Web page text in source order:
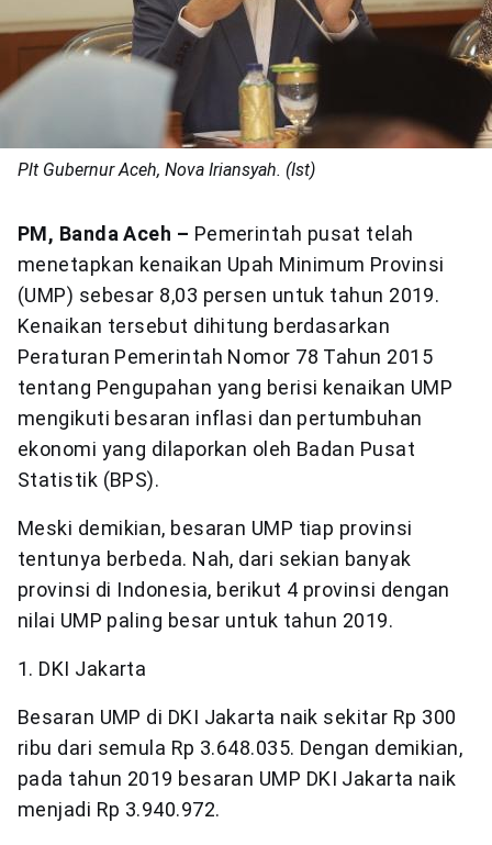
Plt Gubernur Aceh, Nova Iriansyah. (Ist)
PM, Banda Aceh – Pemerintah pusat telah
menetapkan kenaikan Upah Minimum Provinsi
(UMP) sebesar 8,03 persen untuk tahun 2019.
Kenaikan tersebut dihitung berdasarkan
Peraturan Pemerintah Nomor 78 Tahun 2015
tentang Pengupahan yang berisi kenaikan UMP
mengikuti besaran inflasi dan pertumbuhan
ekonomi yang dilaporkan oleh Badan Pusat
Statistik (BPS).
Meski demikian, besaran UMP tiap provinsi
tentunya berbeda. Nah, dari sekian banyak
provinsi di Indonesia, berikut 4 provinsi dengan
nilai UMP paling besar untuk tahun 2019.
1. DKI Jakarta
Besaran UMP di DKI Jakarta naik sekitar Rp 300
ribu dari semula Rp 3.648.035. Dengan demikian,
pada tahun 2019 besaran UMP DKI Jakarta naik
menjadi Rp 3.940.972.